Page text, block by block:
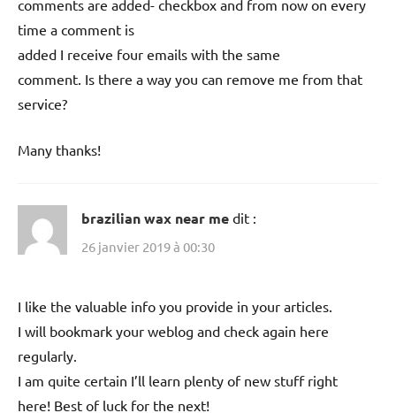
comments are added- checkbox and from now on every
time a comment is
added I receive four emails with the same
comment. Is there a way you can remove me from that
service?
Many thanks!
brazilian wax near me dit :
26 janvier 2019 à 00:30
I like the valuable info you provide in your articles.
I will bookmark your weblog and check again here
regularly.
I am quite certain I’ll learn plenty of new stuff right
here! Best of luck for the next!